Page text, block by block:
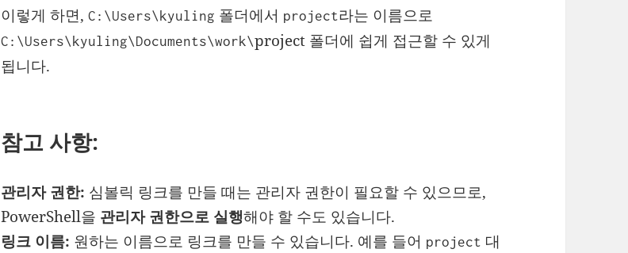
이렇게 하면,C:\Users\kyuling 폴더에서 project라는 이름으로
C:\Users\kyuling\Documents\work\project 폴더에 쉽게 접근할 수 있게
됩니다.
참고 사항:
관리자 권한: 심볼릭 링크를 만들 때는 관리자 권한이 필요할 수 있으므로,
PowerShell을 관리자 권한으로 실행해야 할 수도 있습니다.
링크 이름: 원하는 이름으로 링크를 만들 수 있습니다. 예를 들어 project 대